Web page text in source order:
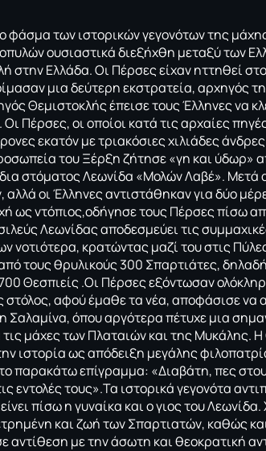
φάσμα των ιστορικών γεγονότων της
ουσιαστικά διεξήχθη μεταξύ των
στην Ελλάδα. Οι Πέρσες είχαν ηττηθεί
μια δεύτερη εκστρατεία, αρχηγός
Θεμιστοκλής έπεισε τους Έλληνες να
Πέρσες, οι οποίοι κατά τις αρχαίες
εκατόν με τριακόσιες χιλιάδες
του Ξέρξη ζήτησε «γη και ύδωρ»
στόματος Λεωνίδα «Μολών Λαβέ». Μετά
οι Έλληνες αντιστάθηκαν για δύο
ως ντόπιος,οδήγησε τους Πέρσες πίσω
Λεωνίδας αποδεσμεύει τις
νοτιότερα, κρατώντας μαζί του στις
τους θρυλικούς 300 Σπαρτιάτες,
Θεσπιείς .Οι Πέρσες εξόντωσαν
στόλος, αφού έμαθε τα νέα, αποφάσισε να
Σαλαμίνα, όπου αργότερα πέτυχε μια
μάχες των Πλαταιών και της Μυκάλης.
ιστορία ως απόδειξη μεγάλης
παρακάτω επίγραμμα: «Διαβάτη, πες
εντολές τους».Τα ιστορικά γεγονότα
πίσω η γυναίκα και ο γιος του
και ζωή των Σπαρτιατών, καθώς
αντίθεση με την άσωτη και θεοκρατική